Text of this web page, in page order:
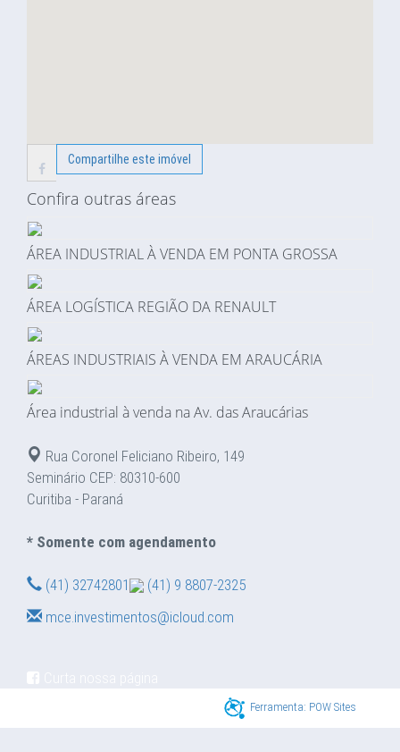
Compartilhe este imóvel
Confira outras áreas
ÁREA INDUSTRIAL À VENDA EM PONTA GROSSA
ÁREA LOGÍSTICA REGIÃO DA RENAULT
ÁREAS INDUSTRIAIS À VENDA EM ARAUCÁRIA
Área industrial à venda na Av. das Araucárias
Rua Coronel Feliciano Ribeiro, 149
Seminário CEP: 80310-600
Curitiba - Paraná
* Somente com agendamento
(41) 32742801
(41) 9 8807-2325
mce.investimentos@icloud.com
Ferramenta: POW Sites